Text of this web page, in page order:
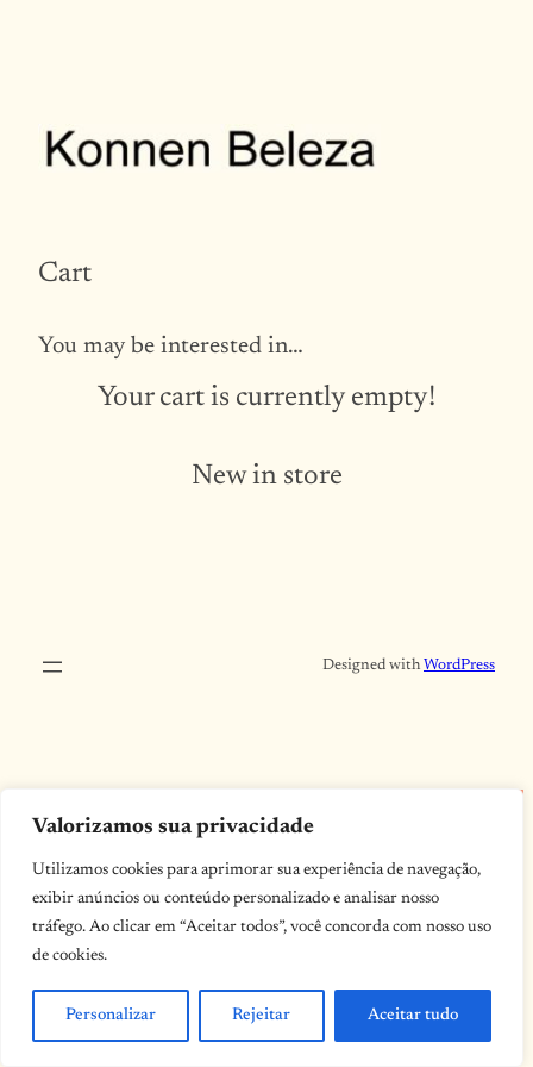
Valorizamos sua privacidade
Utilizamos cookies para aprimorar sua experiência de navegação,
exibir anúncios ou conteúdo personalizado e analisar nosso
tráfego. Ao clicar em “Aceitar todos”, você concorda com nosso uso
de cookies.
Personalizar Rejeitar Aceitar tudo
Cart
You may be interested in…
Your cart is currently empty!
New in store
Designed with WordPress